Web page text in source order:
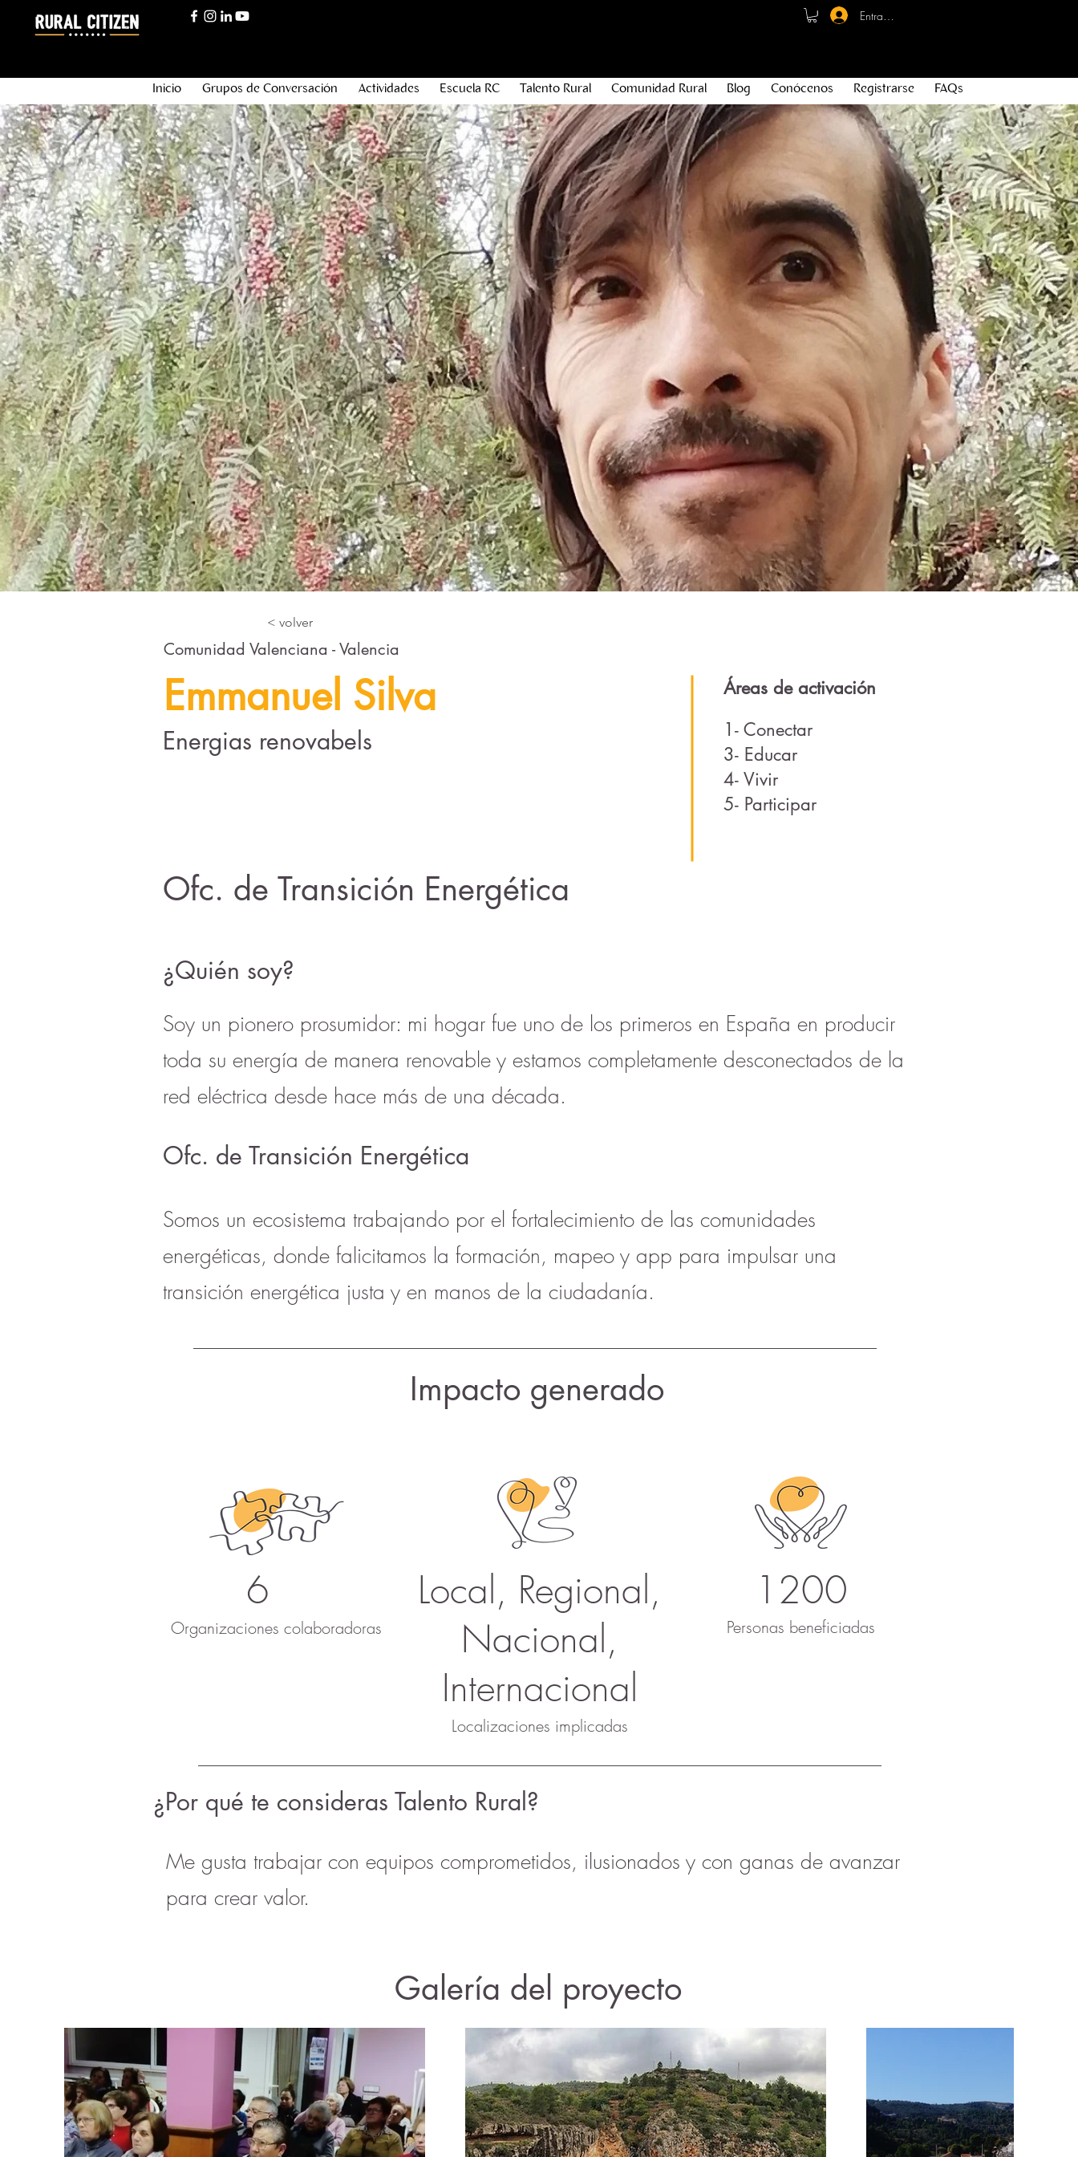
Entrar - Registro
Inicio Grupos de Conversación Actividades Escuela RC Talento Rural Comunidad Rural Blog Conócenos Registrarse FAQs
< volver
Comunidad Valenciana - Valencia
Emmanuel Silva
Energias renovabels
Áreas de activación
1- Conectar
3- Educar
4- Vivir
5- Participar
Ofc. de Transición Energética
¿Quién soy?
Soy un pionero prosumidor: mi hogar fue uno de los primeros en España en producir
toda su energía de manera renovable y estamos completamente desconectados de la
red eléctrica desde hace más de una década.
Ofc. de Transición Energética
Somos un ecosistema trabajando por el fortalecimiento de las comunidades
energéticas, donde falicitamos la formación, mapeo y app para impulsar una
transición energética justa y en manos de la ciudadanía.
Impacto generado
6
Organizaciones colaboradoras
Local, Regional,
Nacional,
Internacional
Localizaciones implicadas
1200
Personas beneficiadas
¿Por qué te consideras Talento Rural?
Me gusta trabajar con equipos comprometidos, ilusionados y con ganas de avanzar
para crear valor.
Galería del proyecto